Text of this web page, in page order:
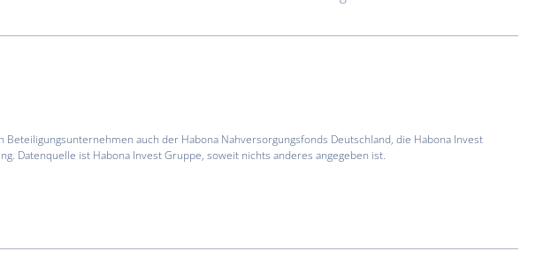
auch der Habona Nahversorgungsfonds Deutschland, die Habona Invest
Datenquelle ist Habona Invest Gruppe, soweit nichts anderes angegeben ist.